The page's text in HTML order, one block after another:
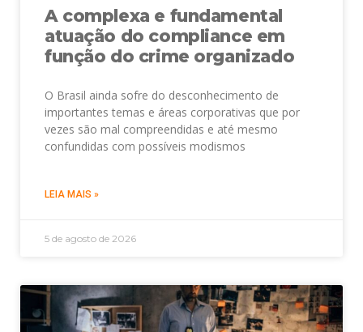
A complexa e fundamental
atuação do compliance em
função do crime organizado
O Brasil ainda sofre do desconhecimento de
importantes temas e áreas corporativas que por
vezes são mal compreendidas e até mesmo
confundidas com possíveis modismos
LEIA MAIS »
5 de agosto de 2026